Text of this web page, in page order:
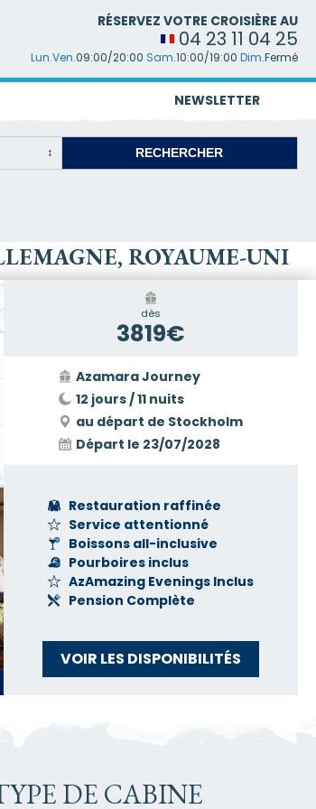
RÉSERVEZ VOTRE CROISIÈRE AU
04 23 11 04 25
Lun.Ven.09:00/20:00 Sam.10:00/19:00 Dim.Fermé
NEWSLETTER
ROYAUME-UNI
dès
3819€
Azamara Journey
12 jours / 11 nuits
au départ de Stockholm
Départ le 23/07/2028
Restauration raffinée
Service attentionné
Boissons all-inclusive
Pourboires inclus
AzAmazing Evenings Inclus
Pension Complète
VOIR LES DISPONIBILITÉS
DE CABINE